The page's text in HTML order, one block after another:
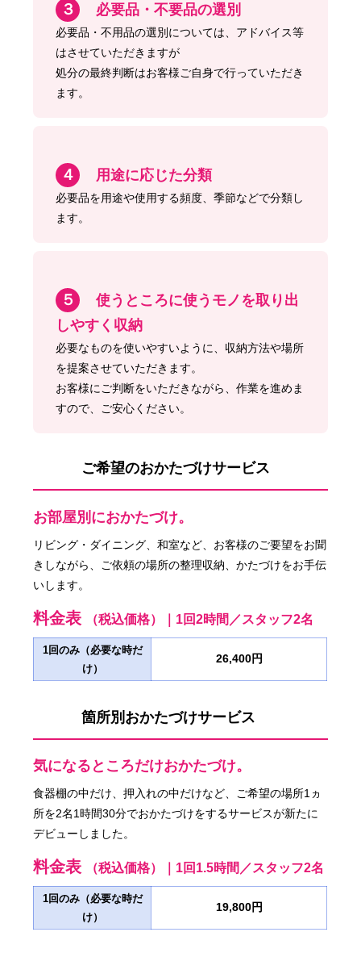
３ 必要品・不要品の選別
必要品・不用品の選別については、アドバイス等
はさせていただきますが
処分の最終判断はお客様ご自身で行っていただき
ます。
４ 用途に応じた分類
必要品を用途や使用する頻度、季節などで分類し
ます。
５
使うところに使うモノを取り出
しやすく収納
必要なものを使いやすいように、収納方法や場所
を提案させていただきます。
お客様にご判断をいただきながら、作業を進めま
すので、ご安心ください。
ご希望のおかたづけサービス
お部屋別におかたづけ。
リビング・ダイニング、和室など、お客様のご要望をお聞
きしながら、ご依頼の場所の整理収納、かたづけをお手伝
いします。
料金表 （税込価格）｜1回2時間／スタッフ2名
1回のみ（必要な時だ
け）
26,400円
箇所別おかたづけサービス
気になるところだけおかたづけ。
食器棚の中だけ、押入れの中だけなど、ご希望の場所1ヵ
所を2名1時間30分でおかたづけをするサービスが新たに
デビューしました。
料金表 （税込価格）｜1回1.5時間／スタッフ2名
1回のみ（必要な時だ
け）
19,800円